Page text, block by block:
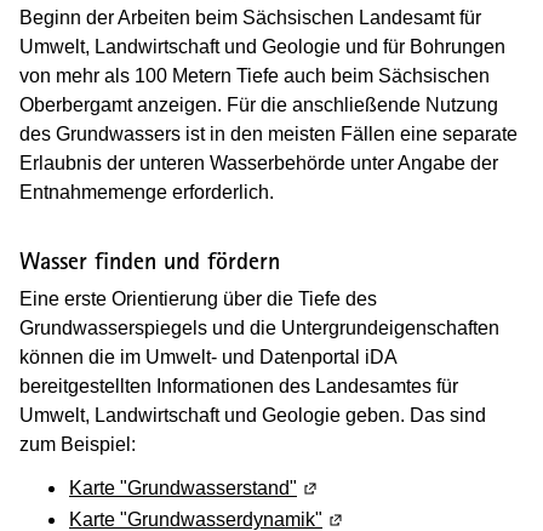
Beginn der Arbeiten beim Sächsischen Landesamt für
Umwelt, Landwirtschaft und Geologie und für Bohrungen
von mehr als 100 Metern Tiefe auch beim Sächsischen
Oberbergamt anzeigen. Für die anschließende Nutzung
des Grundwassers ist in den meisten Fällen eine separate
Erlaubnis der unteren Wasserbehörde unter Angabe der
Entnahmemenge erforderlich.
Wasser finden und fördern
Eine erste Orientierung über die Tiefe des
Grundwasserspiegels und die Untergrundeigenschaften
können die im Umwelt- und Datenportal iDA
bereitgestellten Informationen des Landesamtes für
Umwelt, Landwirtschaft und Geologie geben. Das sind
zum Beispiel:
Karte "Grundwasserstand" (Wird in einem neuen
Karte "Grundwasserdynamik" (Wird in einem neuen